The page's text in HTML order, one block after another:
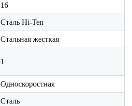
16
Сталь Hi-Ten
Стальная жесткая
1
Односкоростная
Сталь